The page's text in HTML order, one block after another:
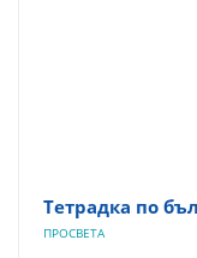
Тетрадка по
ПРОСВЕТА